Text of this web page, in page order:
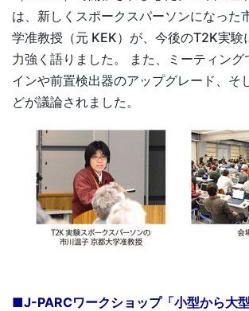
は、新しくスポークスパーソンになった
学准教授（元 KEK）が、今後のT2K実験
力強く語りました。 また、ミーティング
インや前置検出器のアップグレード、そ
どが議論されました。
■J-PARCワークショップ「小型から大